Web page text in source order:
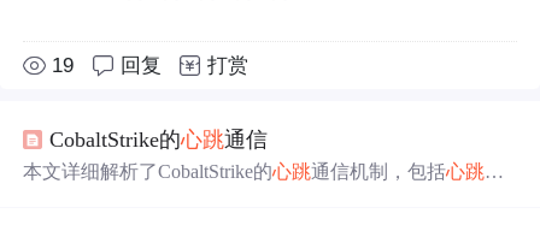
19 回复 打赏
CobaltStrike的心跳通信
本文详细解析了CobaltStrike的心跳通信机制，包括心跳包